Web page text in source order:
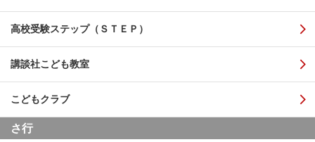
高校受験ステップ（ＳＴＥＰ）
講談社こども教室
こどもクラブ
さ行